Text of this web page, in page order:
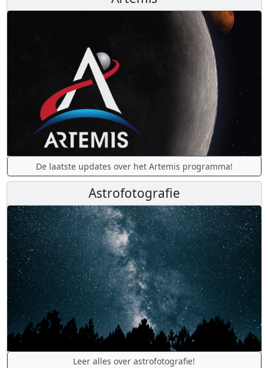
De laatste updates over het Artemis programma!
Astrofotografie
Leer alles over astrofotografie!